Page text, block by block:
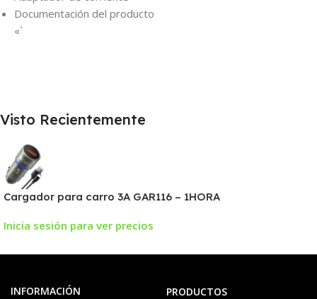
Documentación del producto
«`
Visto Recientemente
Cargador para carro 3A GAR116 – 1HORA
Inicia sesión para ver precios
INFORMACIÓN
PRODUCTOS